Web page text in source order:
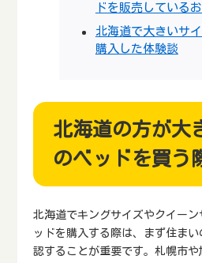
ドを販売している
北海道で大きいサ
購入した体験談
北海道の方が大
のベッドを買う
北海道でキングサイズやクイー
ッドを購入する際は、まず住ま
認することが重要です。札幌市